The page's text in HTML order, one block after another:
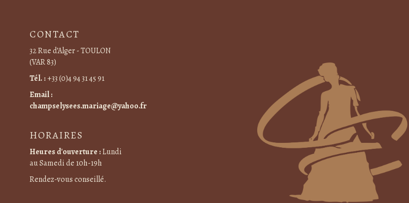
CONTACT
32 Rue d’Alger - TOULON
(VAR 83)
Tél. :+33 (0)4 94 31 45 91
Email :
champselysees.mariage@yahoo.fr
HORAIRES
Heures d'ouverture :Lundi
au Samedi de 10h-19h
Rendez-vous conseillé.